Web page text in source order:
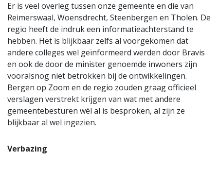
Er is veel overleg tussen onze gemeente en die van
Reimerswaal, Woensdrecht, Steenbergen en Tholen. De
regio heeft de indruk een informatieachterstand te
hebben. Het is blijkbaar zelfs al voorgekomen dat
andere colleges wel geïnformeerd werden door Bravis
en ook de door de minister genoemde inwoners zijn
vooralsnog niet betrokken bij de ontwikkelingen.
Bergen op Zoom en de regio zouden graag officieel
verslagen verstrekt krijgen van wat met andere
gemeentebesturen wél al is besproken, al zijn ze
blijkbaar al wel ingezien.
Verbazing